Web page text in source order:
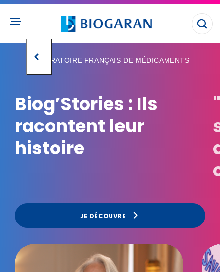
Aller
au
contenu
la
LABORATOIRE FRANÇAIS DE MÉDICAMENTS
Biog’Stories : Ils
racontent leur
histoire
JE DÉCOUVRE